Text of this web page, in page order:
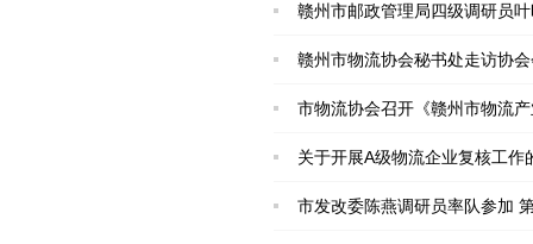
赣州市邮政管理局四级调研员
赣州市物流协会秘书处走访协
市物流协会召开《赣州市物流
关于开展A级物流企业复核工作
市发改委陈燕调研员率队参加